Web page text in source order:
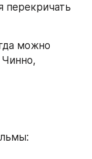
перекричать
можно
Чинно,